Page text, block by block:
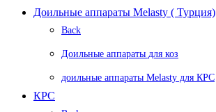
Доильные аппараты Melasty ( Турция)
Back
Доильные аппараты для коз
доильные аппараты Melasty для КРС
КРС